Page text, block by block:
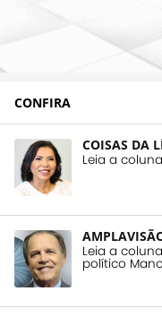
CONFIRA
COISAS DA
Leia a
Leia a
político